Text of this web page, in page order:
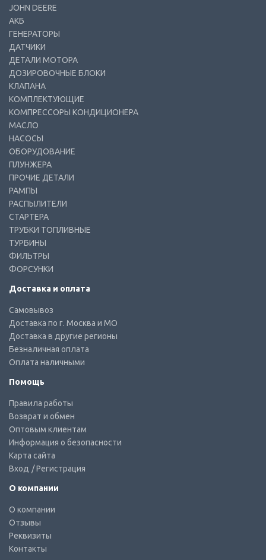
JOHN DEERE
АКБ
ГЕНЕРАТОРЫ
ДАТЧИКИ
ДЕТАЛИ МОТОРА
ДОЗИРОВОЧНЫЕ БЛОКИ
КЛАПАНА
КОМПЛЕКТУЮЩИЕ
КОМПРЕССОРЫ КОНДИЦИОНЕРА
МАСЛО
НАСОСЫ
ОБОРУДОВАНИЕ
ПЛУНЖЕРА
ПРОЧИЕ ДЕТАЛИ
РАМПЫ
РАСПЫЛИТЕЛИ
СТАРТЕРА
ТРУБКИ ТОПЛИВНЫЕ
ТУРБИНЫ
ФИЛЬТРЫ
ФОРСУНКИ
Доставка и оплата
Самовывоз
Доставка по г. Москва и МО
Доставка в другие регионы
Безналичная оплата
Оплата наличными
Помощь
Правила работы
Возврат и обмен
Оптовым клиентам
Информация о безопасности
Карта сайта
Вход / Регистрация
О компании
О компании
Отзывы
Реквизиты
Контакты